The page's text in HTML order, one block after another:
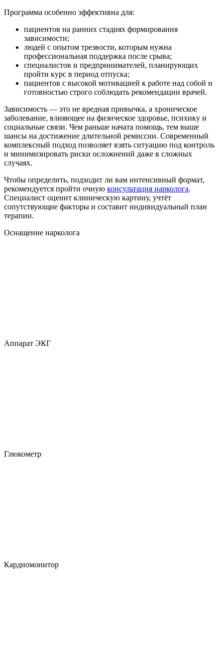
Программа особенно эффективна для:
пациентов на ранних стадиях формирования
зависимости;
людей с опытом трезвости, которым нужна
профессиональная поддержка после срыва;
специалистов и предпринимателей, планирующих
пройти курс в период отпуска;
пациентов с высокой мотивацией к работе над собой и
готовностью строго соблюдать рекомендации врачей.
Зависимость — это не вредная привычка, а хроническое
заболевание, влияющее на физическое здоровье, психику и
социальные связи. Чем раньше начата помощь, тем выше
шансы на достижение длительной ремиссии. Современный
комплексный подход позволяет взять ситуацию под контроль
и минимизировать риски осложнений даже в сложных
случаях.
Чтобы определить, подходит ли вам интенсивный формат,
рекомендуется пройти очную консультация нарколога.
Специалист оценит клиническую картину, учтёт
сопутствующие факторы и составит индивидуальный план
терапии.
Оснащение нарколога
Аппарат ЭКГ
Глюкометр
Кардиомонитор